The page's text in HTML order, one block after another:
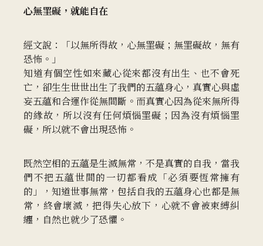
心無罣礙，就能自在
經文說：「以無所得故，心無罣礙；無罣礙故，無有
恐怖。」
知道有個空性如來藏心從來都沒有出生、也不會死
亡，卻生生世世出生了我們的五蘊身心，真實心與虛
妄五蘊和合運作從無間斷。而真實心因為從來無所得
的緣故，所以沒有任何煩惱罣礙；因為沒有煩惱罣
礙，所以就不會出現恐怖。
既然空相的五蘊是生滅無常，不是真實的自我，當我
們不把五蘊世間的一切都看成「必須要恆常擁有
的」，知道世事無常，包括自我的五蘊身心也都是無
常，終會壞滅，把得失心放下，心就不會被束縛糾
纏，自然也就少了恐懼。